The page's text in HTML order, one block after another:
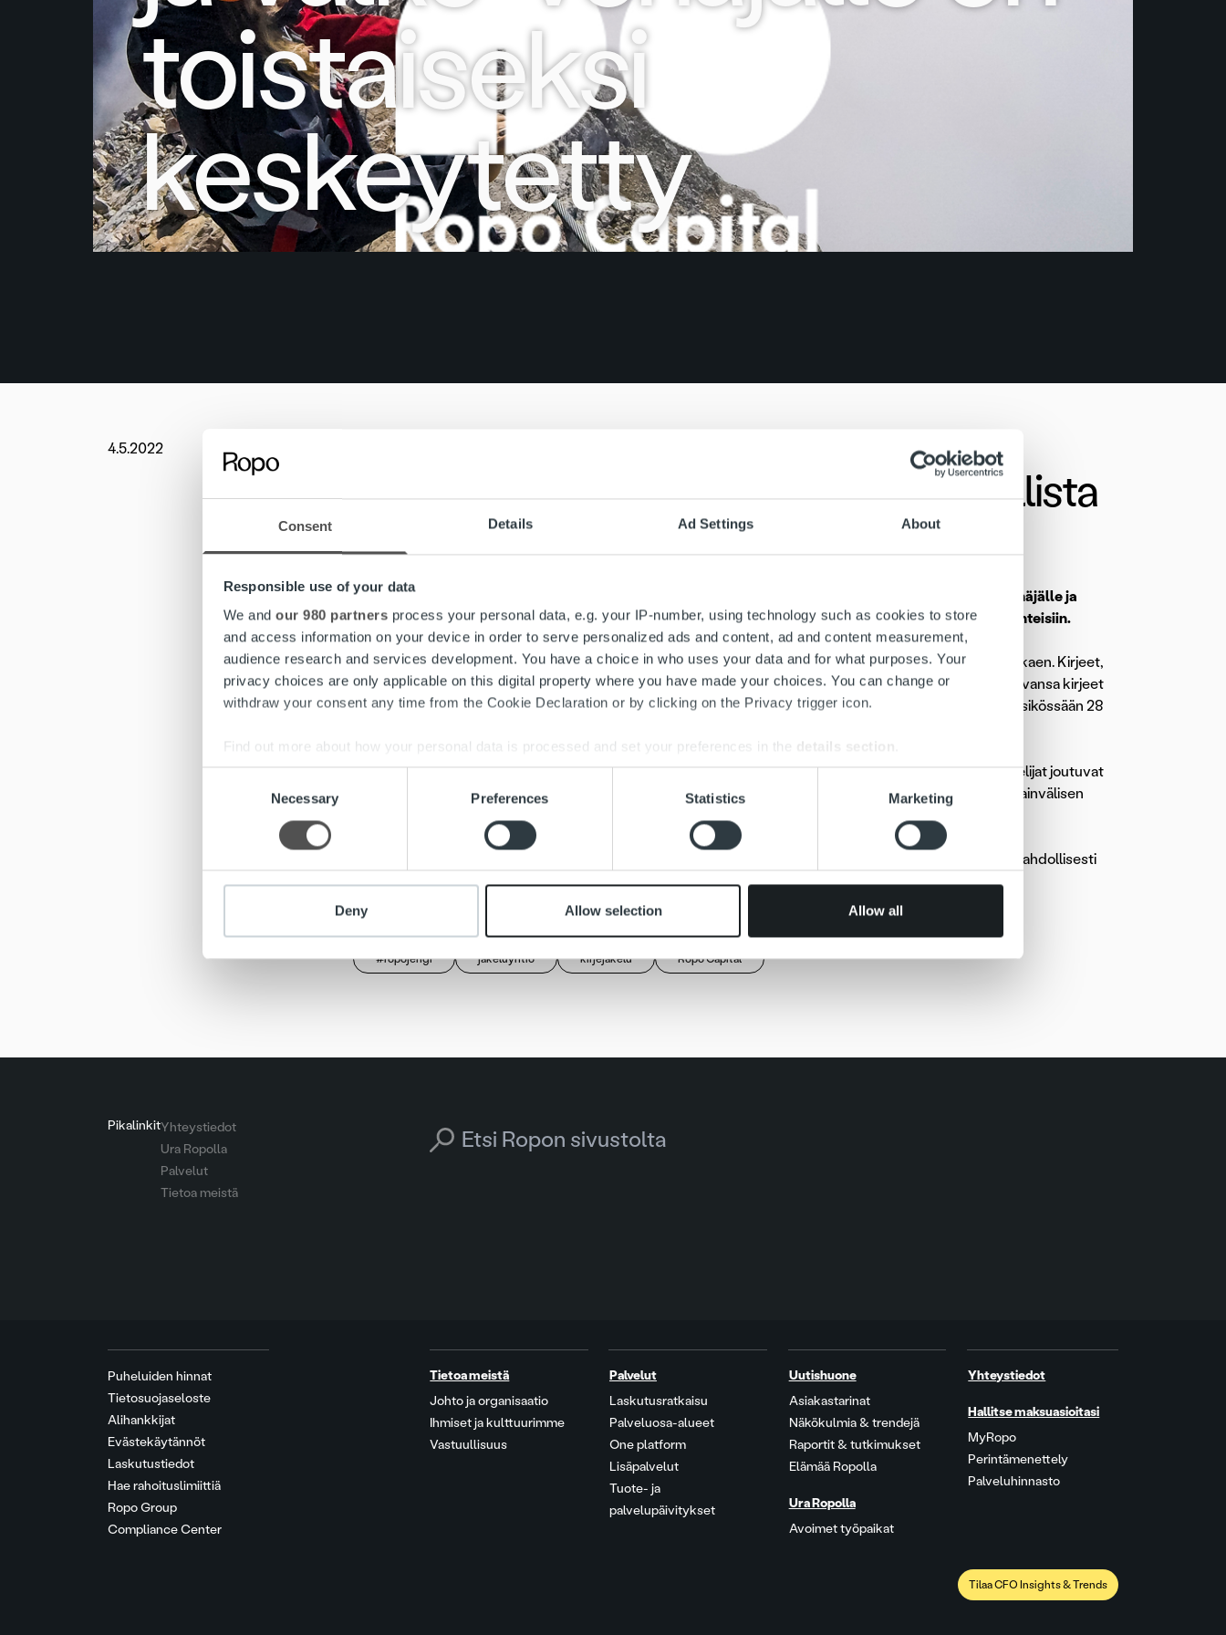
Consent Details Ad Settings About
Responsible use of your data
We and our 980 partners process your personal data, e.g. your IP-number, using technology such as cookies to store
and access information on your device in order to serve personalized ads and content, ad and content measurement,
audience research and services development. You have a choice in who uses your data and for what purposes. Your
privacy choices are only applicable on this digital property where you have made your choices. You can change or
withdraw your consent any time from the Cookie Declaration or by clicking on the Privacy trigger icon.
Find out more about how your personal data is processed and set your preferences in the details section
We use cookies to personalise content and ads, to provide social media features and to analyse our traffic. We also share
other information that you’ve provided to them or that they’ve collected from your use of their services.
Necessary Preferences Statistics Marketing
Deny Allow selection Allow all
toistaiseksi
keskeytetty
4.5.2022
Postin kulku Ukrainaan edelleen tavallista
hitaampaa
Sotatilanteesta ja siitä aiheutuneista pakotteista johtuen kirjeliikenne on toistaiseksi keskeytynyt Venäjälle ja
Valko-Venäjälle perustuen Maailman postiliiton (UPU) sopimusten mukaisiin poikkeuksellisiin olosuhteisiin.
Postion pysäyttänyt kirjetoimitukset Venäjälle ja Valko-Venäjälle 11.4. alkaen jaPostNord Strålfors
24.3. alkaen. Kirjeet,
joita ei pystytä toimittamaan perille, käsitellään jakelijasta riippuen eri tavoin; Posti on ilmoittanut palauttavansa kirjeet
lähettäjälle ja PostNord Strålfors on puolestaan ilmoittanut säilyttävänsä kirjeitä kansainvälisen postin yksikössään 28
Sotatilanteesta johtuen postin kulku Ukrainaan on edelleen huomattavasti normaalia hitaampaa, sillä jakelijat joutuvat
käyttämään poikkeusreittejä. Maan sisäisessä jakelussa on myös paljon epävarmuutta. Tiedotimme kansainvälisen
Seuraamme poikkeustilannetta yhteistyössä jakelukumppaneidemme kanssa. Pahoittelemme asiasta mahdollisesti
aiheutuvaa haittaa ja suosittelemme käyttämään digitaalisia jakelukanavia mahdollisuuksien mukaan.
#ropojengi jakeluyhtiö kirjejakelu Ropo Capital
PikalinkitYhteystiedot
Ura Ropolla
Palvelut
Tietoa meistä
Search for:
Puheluiden hinnat
Tietosuojaseloste
Alihankkijat
Evästekäytännöt
Laskutustiedot
Hae rahoituslimiittiä
Ropo Group
Compliance Center
Tietoa meistä
Johto ja organisaatio
Ihmiset ja kulttuurimme
Vastuullisuus
Palvelut
Laskutusratkaisu
Palveluosa-alueet
One platform
Lisäpalvelut
Tuote- ja
palvelupäivitykset
Uutishuone
Asiakastarinat
Näkökulmia & trendejä
Raportit & tutkimukset
Elämää Ropolla
Ura Ropolla
Avoimet työpaikat
Yhteystiedot
Hallitse maksuasioitasi
MyRopo
Perintämenettely
Palveluhinnasto
Tilaa CFO Insights & Trends